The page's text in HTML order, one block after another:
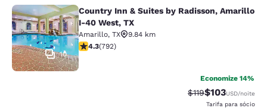
Country Inn & Suites by Radisson,
10
Country Inn & Suites by Radisson, Amarillo
I-40 West, TX
Amarillo, TX
9.84 km
classificação 4.32 estrelas. Excelente. 792 avaliações
4.3(792)
Economize 14%
Tarifa anterior
$119Tarifa com
$103USD/noite
Tarifa para sócio